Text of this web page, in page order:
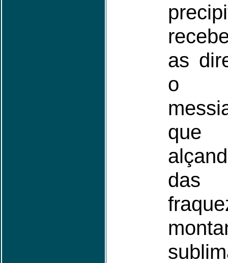
as
o
que
das